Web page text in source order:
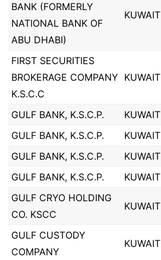
BANK (FORMERLY
NATIONAL BANK OF
ABU DHABI)
KUWAIT
FIRST SECURITIES
BROKERAGE COMPANY
K.S.C.C
KUWAIT
GULF BANK, K.S.C.P. KUWAIT
GULF BANK, K.S.C.P.
KUWAIT
GULF BANK, K.S.C.P.
KUWAIT
GULF BANK, K.S.C.P.
KUWAIT
GULF CRYO HOLDING
CO. KSCC
KUWAIT
GULF CUSTODY
COMPANY
KUWAIT